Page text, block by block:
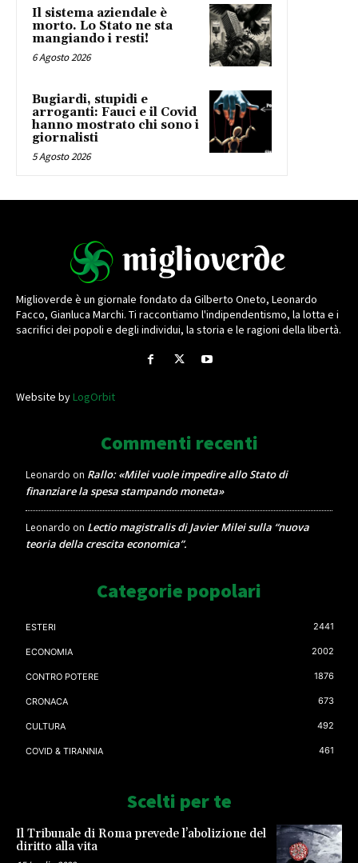
Il sistema aziendale è
morto. Lo Stato ne sta
mangiando i resti!
6 Agosto 2026
Bugiardi, stupidi e
arroganti: Fauci e il Covid
hanno mostrato chi sono i
giornalisti
5 Agosto 2026
Miglioverde è un giornale fondato da Gilberto Oneto, Leonardo
Facco, Gianluca Marchi. Ti raccontiamo l'indipendentismo, la lotta e i
sacrifici dei popoli e degli individui, la storia e le ragioni della libertà.
Website byLogOrbit
Commenti recenti
Leonardo on Rallo: «Milei vuole impedire allo Stato di
finanziare la spesa stampando moneta»
Leonardo on Lectio magistralis di Javier Milei sulla “nuova
teoria della crescita economica”.
Categorie popolari
ESTERI 2441
ECONOMIA 2002
CONTRO POTERE 1876
CRONACA 673
CULTURA 492
COVID & TIRANNIA 461
Scelti per te
Il Tribunale di Roma prevede l’abolizione del
diritto alla vita